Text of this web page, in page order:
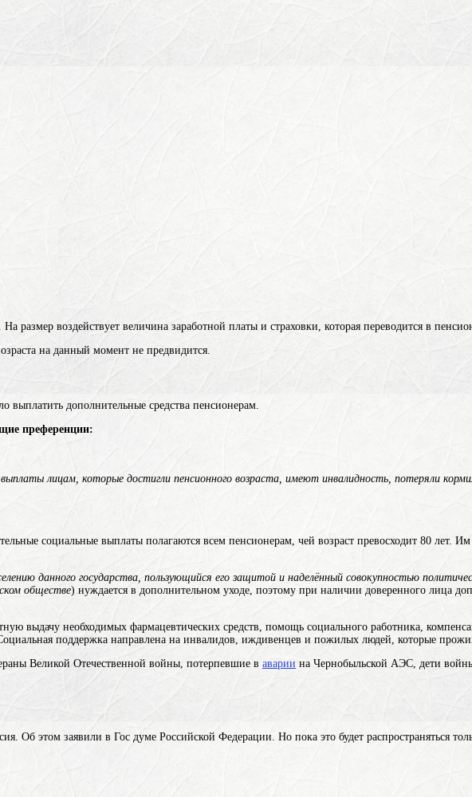
размер воздействует величина заработной платы и страховки, которая переводится в
на данный момент не предвидится.
дополнительные средства пенсионерам.
преференции:
лицам, которые достигли пенсионного возраста, имеют инвалидность, потеряли
социальные выплаты полагаются всем пенсионерам, чей возраст превосходит 80 лет. Им
данного государства, пользующийся его защитой и наделённый совокупностью
обществе) нуждается в дополнительном уходе, поэтому при наличии доверенного лица
выдачу необходимых фармацевтических средств, помощь социального работника,
поддержка направлена на инвалидов, иждивенцев и пожилых людей, которые
Великой Отечественной войны, потерпевшие в аварии на Чернобыльской АЭС, дети
Об этом заявили в Гос думе Российской Федерации. Но пока это будет распространяться